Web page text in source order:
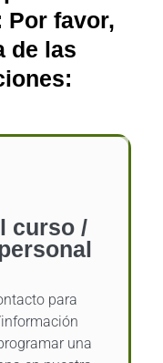
Por favor,
de las
curso /
para
una